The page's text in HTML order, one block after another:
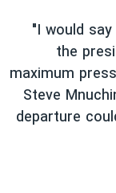
"I would
the
maximum
Steve
departure